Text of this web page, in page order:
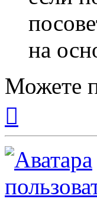
на
Можете
началу